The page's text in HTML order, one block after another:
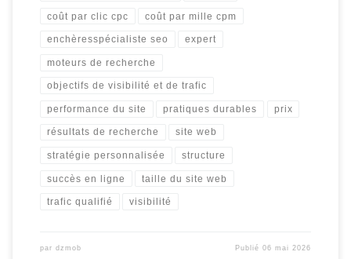
coût par clic cpc coût par mille cpm
enchèresspécialiste seo expert
moteurs de recherche
objectifs de visibilité et de trafic
performance du site pratiques durables prix
résultats de recherche site web
stratégie personnalisée structure
succès en ligne taille du site web
trafic qualifié visibilité
par dzmob Publié06 mai 2026